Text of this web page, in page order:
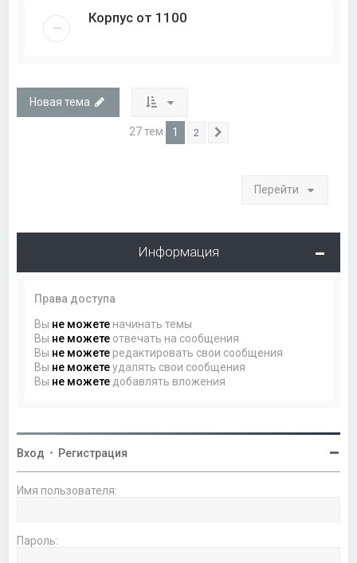
Корпус от 1100
Новая тема
27 тем 1 2
Перейти
Информация
Права доступа
Вы не можете начинать темы
Вы не можете отвечать на сообщения
Вы не можете редактировать свои сообщения
Вы не можетеудалять свои сообщения
Вы не можете добавлять вложения
Вход • Регистрация
Имя пользователя:
Пароль: